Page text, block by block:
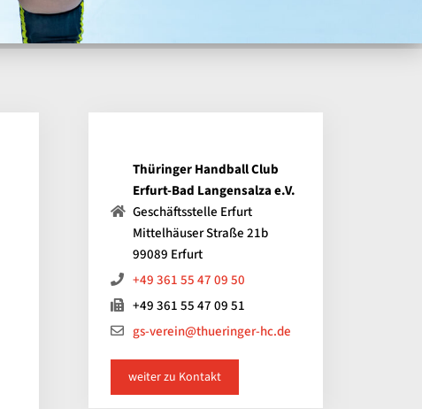
Thüringer Handball Club
Erfurt-Bad Langensalza e.V.
Geschäftsstelle Erfurt
Mittelhäuser Straße 21b
99089 Erfurt
+49 361 55 47 09 50
+49 361 55 47 09 51
gs-verein@thueringer-hc.de
weiter zu Kontakt